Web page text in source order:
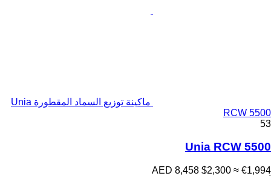
ماكينة توزيع السماد المقطورة Unia
RCW 5500
53
Unia RCW 5500
AED 8,458 $2,300 ≈ €1,994